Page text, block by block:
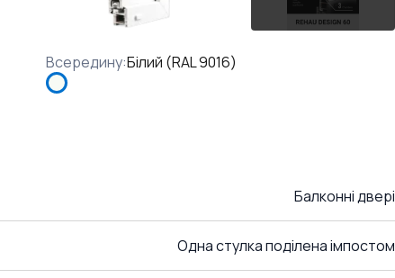
Всередину:Білий (RAL 9016)
Балконні двері
Одна стулка поділена імпостом